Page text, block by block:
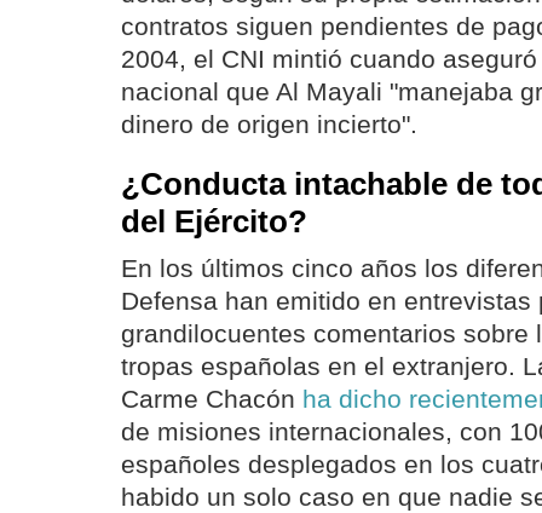
contratos siguen pendientes de
2004, el CNI mintió cuando
nacional que Al Mayali "manejaba
dinero de origen incierto".
¿Conducta intachable de
del Ejército?
En los últimos cinco años los
Defensa han emitido en entrevistas
grandilocuentes comentarios sobre
tropas españolas en el extranjero.
Carme Chacón ha dicho
de misiones internacionales, con
españoles desplegados en los
habido un solo caso en que nadie